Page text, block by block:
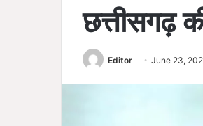
छत्तीसगढ़
Editor June 23,